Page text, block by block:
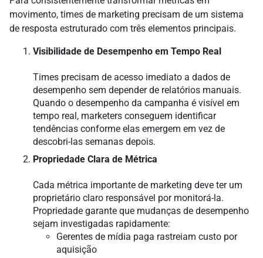
movimento, times de marketing precisam de um sistema
de resposta estruturado com três elementos principais.
Visibilidade de Desempenho em Tempo Real
Times precisam de acesso imediato a dados de
desempenho sem depender de relatórios manuais.
Quando o desempenho da campanha é visível em
tempo real, marketers conseguem identificar
tendências conforme elas emergem em vez de
descobri-las semanas depois.
Propriedade Clara de Métrica
Cada métrica importante de marketing deve ter um
proprietário claro responsável por monitorá-la.
Propriedade garante que mudanças de desempenho
sejam investigadas rapidamente:
Gerentes de mídia paga rastreiam custo por
aquisição